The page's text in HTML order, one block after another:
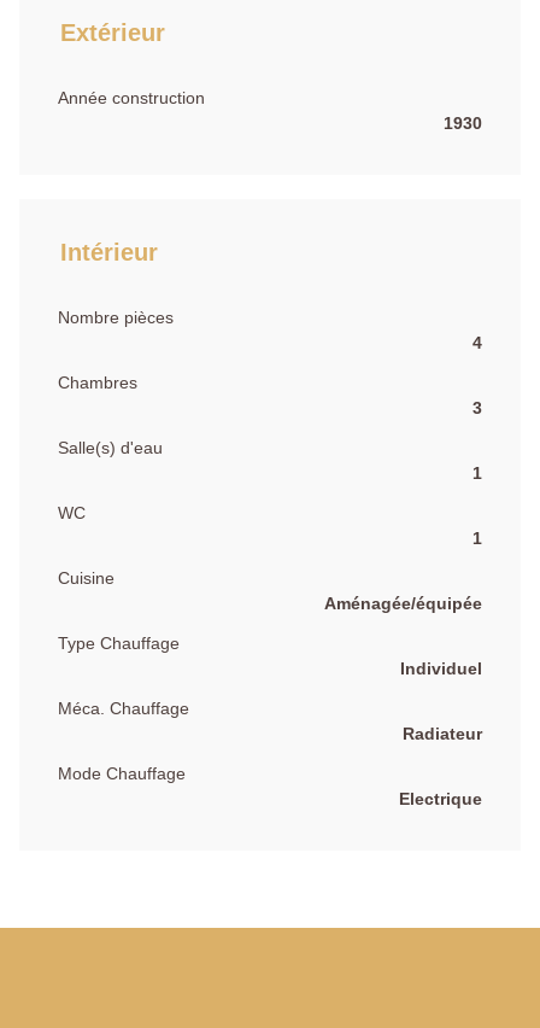
Extérieur
Année construction
1930
Intérieur
Nombre pièces
4
Chambres
3
Salle(s) d'eau
1
WC
1
Cuisine
Aménagée/équipée
Type Chauffage
Individuel
Méca. Chauffage
Radiateur
Mode Chauffage
Electrique